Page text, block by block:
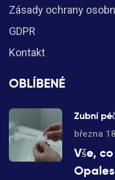
Zásady ochrany
GDPR
Kontakt
OBLÍBENÉ
Zubní
března
Vše,